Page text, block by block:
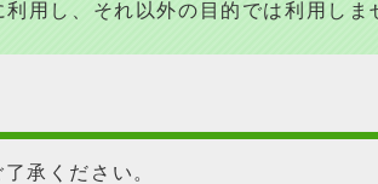
用し、それ以外の目的では利用しま
承ください。